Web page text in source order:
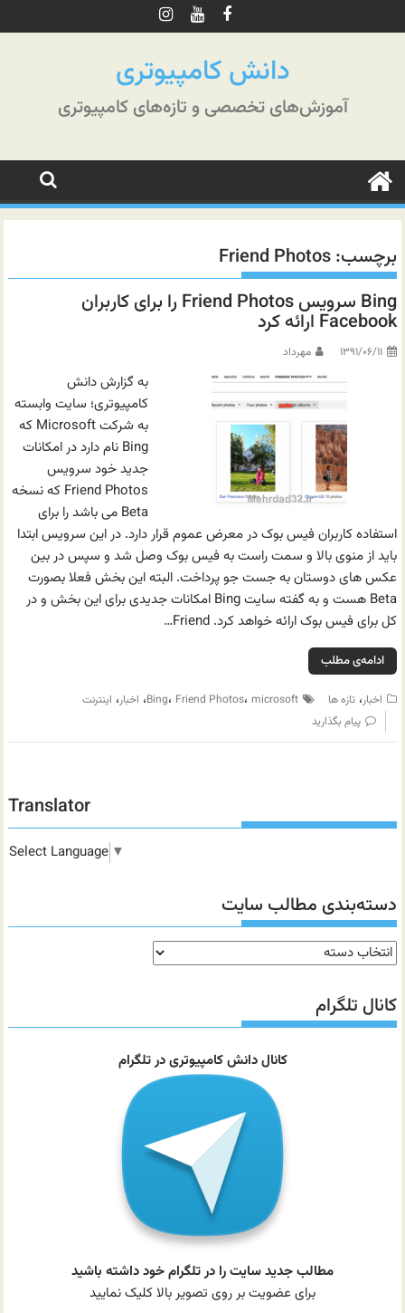
به
دانش کامپیوتری
آموزش‌های تخصصی و تازه‌های کامپیوتری
برچسب:Friend Photos
Bing سرویس Friend Photos را برای کاربران
Facebook ارائه کرد
۱۳۹۱/۰۶/۱۱ مهرداد
به گزارش دانش
کامپیوتری؛ سایت وابسته
به شرکت Microsoft که
Bing نام دارد در امکانات
جدید خود سرویس
Friend Photos که نسخه
Beta می باشد را برای
استفاده کاربران فیس بوک در معرض عموم قرار دارد. در این سرویس ابتدا
باید از منوی بالا و سمت راست به فیس بوک وصل شد و سپس در بین
عکس های دوستان به جست جو پرداخت. البته این بخش فعلا بصورت
Beta هست و به گفته سایت Bing امکانات جدیدی برای این بخش و در
کل برای فیس بوک ارائه خواهد کرد. Friend…
ادامه‌ی مطلب
اخبار،تازه ها Bing، Friend Photos، microsoft ، اخبار، اینترنت
پیام بگذارید
Translator
Select Language ▼
دسته‌بندی مطالب سایت
دسته‌بندی
مطالب
سایت
کانال تلگرام
کانال دانش کامپیوتری در تلگرام
مطالب جدید سایت را در تلگرام خود داشته باشید
برای عضویت بر روی تصویر بالا کلیک نمایید